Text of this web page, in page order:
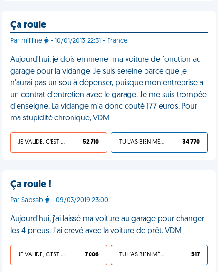
Ça roule
Par mililine - 10/01/2013 22:31 - France
Aujourd'hui, je dois emmener ma voiture de fonction au
garage pour la vidange. Je suis sereine parce que je
n'aurai pas un sou à dépenser, puisque mon entreprise a
un contrat d'entretien avec le garage. Je me suis trompée
d'enseigne. La vidange m'a donc couté 177 euros. Pour
ma stupidité chronique, VDM
JE VALIDE, C'EST UNE VDM 52 710 TU L'AS BIEN MÉRITÉ 34 770
Ça roule !
Par Sabsab - 09/03/2019 23:00
Aujourd'hui, j'ai laissé ma voiture au garage pour changer
les 4 pneus. J'ai crevé avec la voiture de prêt. VDM
JE VALIDE, C'EST UNE VDM 7 006 TU L'AS BIEN MÉRITÉ 517